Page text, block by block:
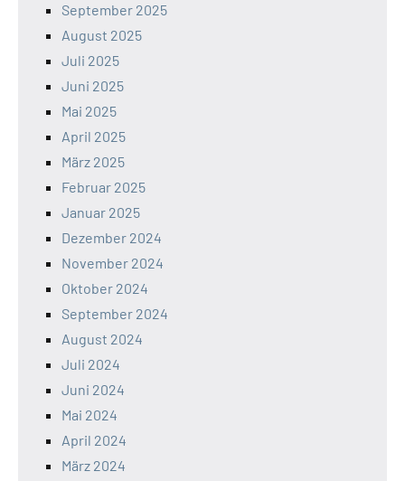
September 2025
August 2025
Juli 2025
Juni 2025
Mai 2025
April 2025
März 2025
Februar 2025
Januar 2025
Dezember 2024
November 2024
Oktober 2024
September 2024
August 2024
Juli 2024
Juni 2024
Mai 2024
April 2024
März 2024